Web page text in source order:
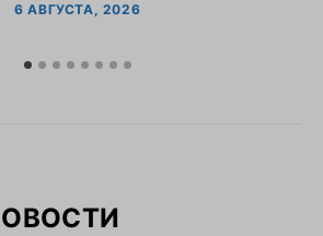
6 АВГУСТА, 2026